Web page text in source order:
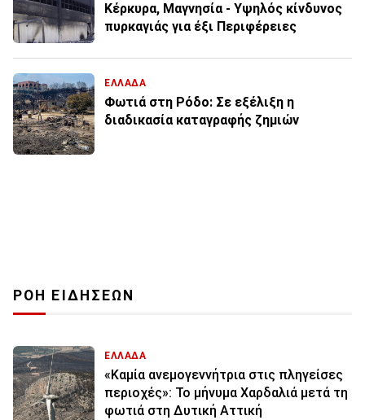
Κέρκυρα, Μαγνησία - Υψηλός κίνδυνος
πυρκαγιάς για έξι Περιφέρειες
ΕΛΛΑΔΑ
Φωτιά στη Ρόδο: Σε εξέλιξη η
διαδικασία καταγραφής ζημιών
ΡΟΗ ΕΙΔΗΣΕΩΝ
ΕΛΛΑΔΑ
«Καμία ανεμογεννήτρια στις πληγείσες
περιοχές»: Το μήνυμα Χαρδαλιά μετά τη
φωτιά στη Δυτική Αττική